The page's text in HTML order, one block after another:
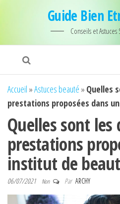
Guide Bien
Conseils et Astuces
Accueil »Astuces beauté » Quelles
prestations proposées dans
Quelles sont
prestations
institut de
06/07/2021 Non Par ARCHY